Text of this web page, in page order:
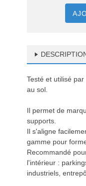
Testé et utilisé
au sol.
Il permet de
supports.
Il s'aligne
gamme pour
Recommandé
l'intérieur :
industriels,